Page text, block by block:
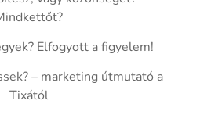
Elfogyott a figyelem!
– marketing útmutató a
Tixától